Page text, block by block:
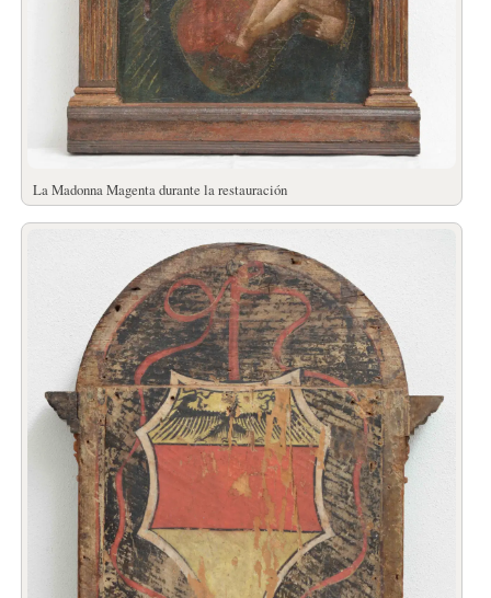
La Madonna Magenta durante la restauración